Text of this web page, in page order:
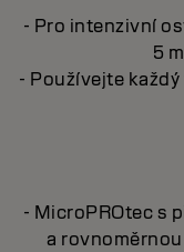
- Pro intenzivní
5
- Používejte
- MicroPROtec s
a